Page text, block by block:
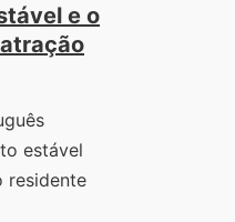
e o
estável
residente